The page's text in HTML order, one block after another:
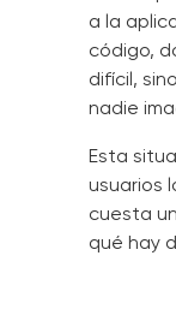
a la
código,
difícil,
nadie
Esta
usuarios
cuesta
qué hay